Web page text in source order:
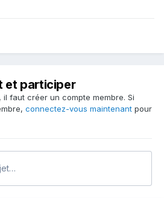
et participer
faut créer un compte membre. Si
connectez-vous maintenant pour